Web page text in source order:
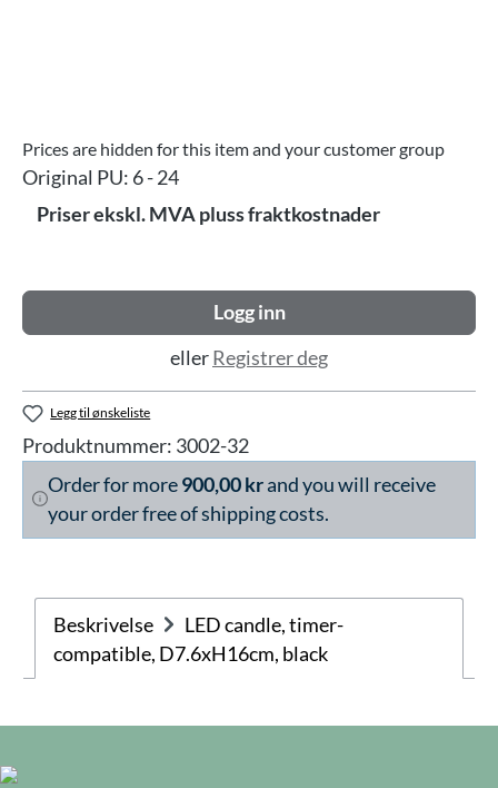
Prices are hidden for this item and your customer group
Original PU: 6 - 24
Priser ekskl. MVA pluss fraktkostnader
Logg inn
ellerRegistrer deg
Legg til ønskeliste
Produktnummer: 3002-32
Order for more900,00 krand you will receive
your order free of shipping costs.
Beskrivelse
LED candle, timer-
compatible, D7.6xH16cm, black